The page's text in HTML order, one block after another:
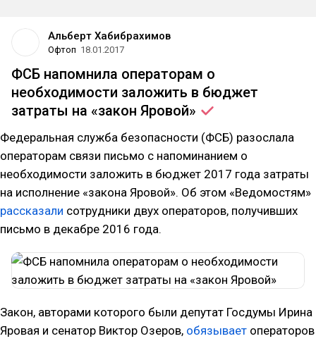
Альберт Хабибрахимов
Офтоп 18.01.2017
ФСБ напомнила операторам о
необходимости заложить в бюджет
затраты на «закон Яровой»
Федеральная служба безопасности (ФСБ) разослала
операторам связи письмо с напоминанием о
необходимости заложить в бюджет 2017 года затраты
на исполнение «закона Яровой». Об этом «Ведомостям»
рассказали сотрудники двух операторов, получивших
письмо в декабре 2016 года.
Закон, авторами которого были депутат Госдумы Ирина
Яровая и сенатор Виктор Озеров, обязывает операторов